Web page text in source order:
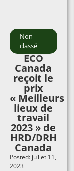
Non
classé
ECO
Canada
reçoit le
prix
« Meilleurs
lieux de
travail
2023 » de
HRD/DRH
Canada
Posted: juillet 11,
2023